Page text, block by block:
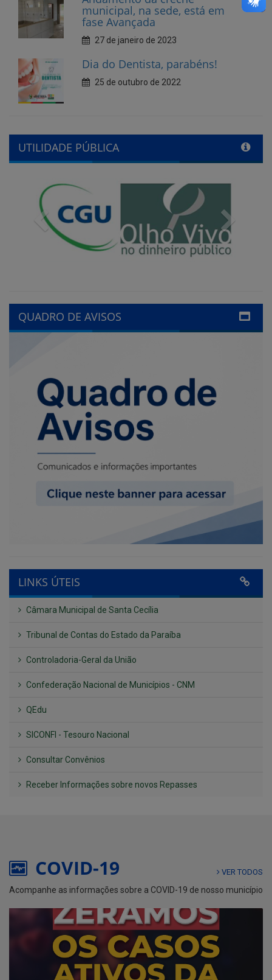
municipal, na sede, está em
fase Avançada
27 de janeiro de 2023
Dia do Dentista, parabéns!
25 de outubro de 2022
UTILIDADE PÚBLICA
Previous
QUADRO DE AVISOS
LINKS ÚTEIS
Câmara Municipal de Santa Cecília
Tribunal de Contas do Estado da Paraíba
Controladoria-Geral da União
Confederação Nacional de Municípios - CNM
QEdu
SICONFI - Tesouro Nacional
Consultar Convênios
Receber Informações sobre novos Repasses
COVID-19 VER TODOS
Acompanhe as informações sobre a COVID-19 de nosso município